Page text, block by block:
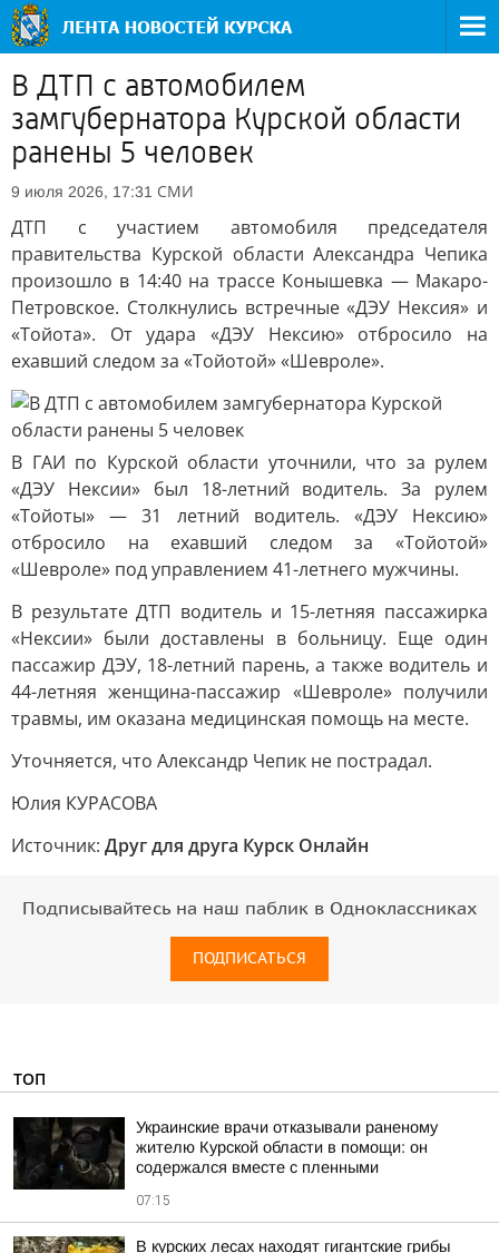
В ДТП с автомобилем
замгубернатора Курской области
ранены 5 человек
9 июля 2026, 17:31 СМИ
ДТП с участием автомобиля председателя
правительства Курской области Александра Чепика
произошло в 14:40 на трассе Конышевка — Макаро-
Петровское. Столкнулись встречные «ДЭУ Нексия» и
«Тойота». От удара «ДЭУ Нексию» отбросило на
ехавший следом за «Тойотой» «Шевроле».
В ГАИ по Курской области уточнили, что за рулем
«ДЭУ Нексии» был 18-летний водитель. За рулем
«Тойоты» — 31 летний водитель. «ДЭУ Нексию»
отбросило на ехавший следом за «Тойотой»
«Шевроле» под управлением 41-летнего мужчины.
В результате ДТП водитель и 15-летняя пассажирка
«Нексии» были доставлены в больницу. Еще один
пассажир ДЭУ, 18-летний парень, а также водитель и
44-летняя женщина-пассажир «Шевроле» получили
травмы, им оказана медицинская помощь на месте.
Уточняется, что Александр Чепик не пострадал.
Юлия КУРАСОВА
Источник: Друг для друга Курск Онлайн
Подписывайтесь на наш паблик в Одноклассниках
ПОДПИСАТЬСЯ
ТОП
Украинские врачи отказывали раненому
жителю Курской области в помощи: он
содержался вместе с пленными
07:15
В курских лесах находят гигантские грибы